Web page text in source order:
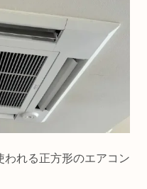
れる正方形のエアコン